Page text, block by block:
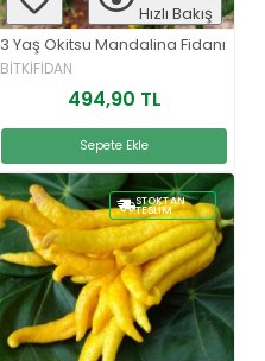
Hızlı Bakış
3 Yaş Okitsu Mandalina Fidanı
BİTKİFİDAN
494,90 TL
Sepete Ekle
STOKTAN
TESLIM